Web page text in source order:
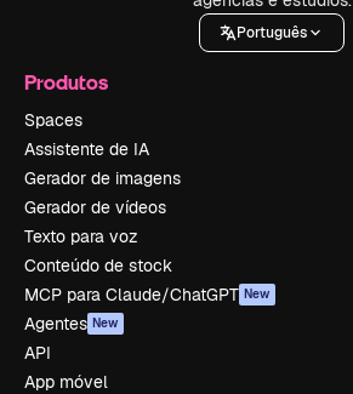
Português
Produtos
Spaces
Assistente de IA
Gerador de imagens
Gerador de vídeos
Texto para voz
Conteúdo de stock
MCP para Claude/ChatGPT New
Agentes New
API
App móvel